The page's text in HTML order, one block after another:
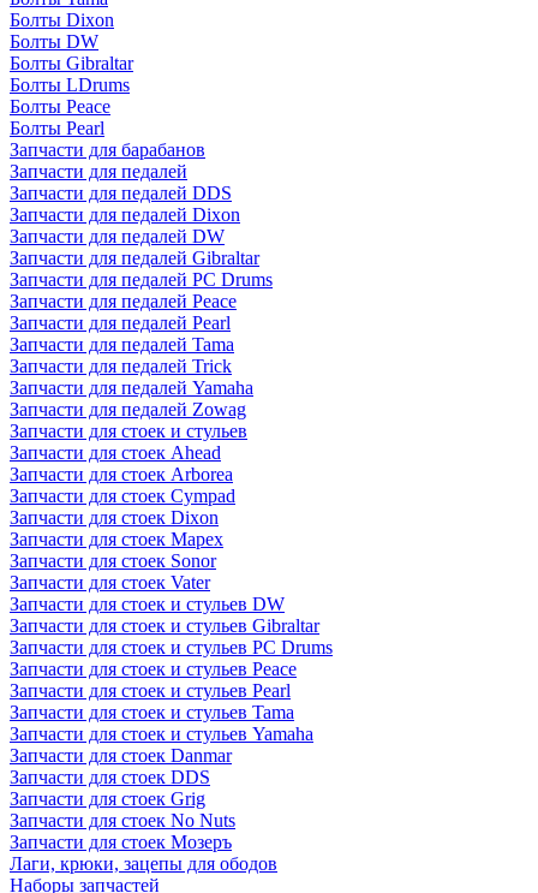
Болты Dixon
Болты DW
Болты Gibraltar
Болты LDrums
Болты Peace
Болты Pearl
Запчасти для барабанов
Запчасти для педалей
Запчасти для педалей DDS
Запчасти для педалей Dixon
Запчасти для педалей DW
Запчасти для педалей Gibraltar
Запчасти для педалей PC Drums
Запчасти для педалей Peace
Запчасти для педалей Pearl
Запчасти для педалей Tama
Запчасти для педалей Trick
Запчасти для педалей Yamaha
Запчасти для педалей Zowag
Запчасти для стоек и стульев
Запчасти для стоек Ahead
Запчасти для стоек Arborea
Запчасти для стоек Cympad
Запчасти для стоек Dixon
Запчасти для стоек Mapex
Запчасти для стоек Sonor
Запчасти для стоек Vater
Запчасти для стоек и стульев DW
Запчасти для стоек и стульев Gibraltar
Запчасти для стоек и стульев PC Drums
Запчасти для стоек и стульев Peace
Запчасти для стоек и стульев Pearl
Запчасти для стоек и стульев Tama
Запчасти для стоек и стульев Yamaha
Запчасти для стоек Danmar
Запчасти для стоек DDS
Запчасти для стоек Grig
Запчасти для стоек No Nuts
Запчасти для стоек Мозеръ
Лаги, крюки, зацепы для ободов
Наборы запчастей